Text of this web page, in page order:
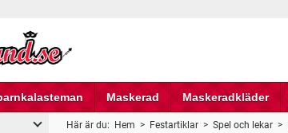
Maskerad Maskeradkläder
Här är du: Hem > Festartiklar> Spel och lekar>